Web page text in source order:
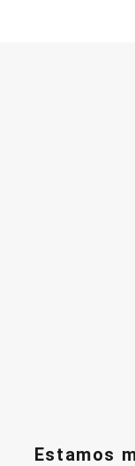
Estamos